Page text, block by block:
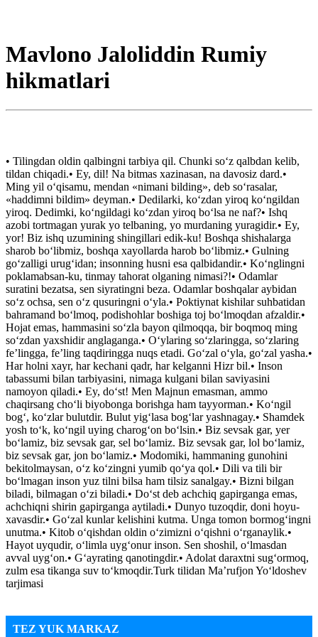
Mavlono Jaloliddin Rumiy
hikmatlari
• Tilingdan oldin qalbingni tarbiya qil. Chunki so‘z qalbdan kelib,
tildan chiqadi.• Ey, dil! Na bitmas xazinasan, na davosiz dard.•
Ming yil o‘qisamu, mendan «nimani bilding», deb so‘rasalar,
«haddimni bildim» deyman.• Dedilarki, ko‘zdan yiroq ko‘ngildan
yiroq. Dedimki, ko‘ngildagi ko‘zdan yiroq bo‘lsa ne naf?• Ishq
azobi tortmagan yurak yo telbaning, yo murdaning yuragidir.• Ey,
yor! Biz ishq uzumining shingillari edik-ku! Boshqa shishalarga
sharob bo‘libmiz, boshqa xayollarda harob bo‘libmiz.• Gulning
go‘zalligi urug‘idan; insonning husni esa qalbidandir.• Ko‘nglingni
poklamabsan-ku, tinmay tahorat olganing nimasi?!• Odamlar
suratini bezatsa, sen siyratingni beza. Odamlar boshqalar aybidan
so‘z ochsa, sen o‘z qusuringni o‘yla.• Poktiynat kishilar suhbatidan
bahramand bo‘lmoq, podishohlar boshiga toj bo‘lmoqdan afzaldir.•
Hojat emas, hammasini so‘zla bayon qilmoqqa, bir boqmoq ming
so‘zdan yaxshidir anglaganga.• O‘ylaring so‘zlaringga, so‘zlaring
fe’lingga, fe’ling taqdiringga nuqs etadi. Go‘zal o‘yla, go‘zal yasha.•
Har holni xayr, har kechani qadr, har kelganni Hizr bil.• Inson
tabassumi bilan tarbiyasini, nimaga kulgani bilan saviyasini
namoyon qiladi.• Ey, do‘st! Men Majnun emasman, ammo
chaqirsang cho‘li biyobonga borishga ham tayyorman.• Ko‘ngil
bog‘, ko‘zlar bulutdir. Bulut yig‘lasa bog‘lar yashnagay.• Shamdek
yosh to‘k, ko‘ngil uying charog‘on bo‘lsin.• Biz sevsak gar, yer
bo‘lamiz, biz sevsak gar, sel bo‘lamiz. Biz sevsak gar, lol bo‘lamiz,
biz sevsak gar, jon bo‘lamiz.• Modomiki, hammaning gunohini
bekitolmaysan, o‘z ko‘zingni yumib qo‘ya qol.• Dili va tili bir
bo‘lmagan inson yuz tilni bilsa ham tilsiz sanalgay.• Bizni bilgan
biladi, bilmagan o‘zi biladi.• Do‘st deb achchiq gapirganga emas,
achchiqni shirin gapirganga aytiladi.• Dunyo tuzoqdir, doni hoyu-
xavasdir.• Go‘zal kunlar kelishini kutma. Unga tomon bormog‘ingni
unutma.• Kitob o‘qishdan oldin o‘zimizni o‘qishni o‘rganaylik.•
Hayot uyqudir, o‘limla uyg‘onur inson. Sen shoshil, o‘lmasdan
avval uyg‘on.• G‘ayrating qanotingdir.• Adolat daraxtni sug‘ormoq,
zulm esa tikanga suv to‘kmoqdir.Turk tilidan Ma’rufjon Yo‘ldoshev
tarjimasi
TEZ YUK MARKAZ